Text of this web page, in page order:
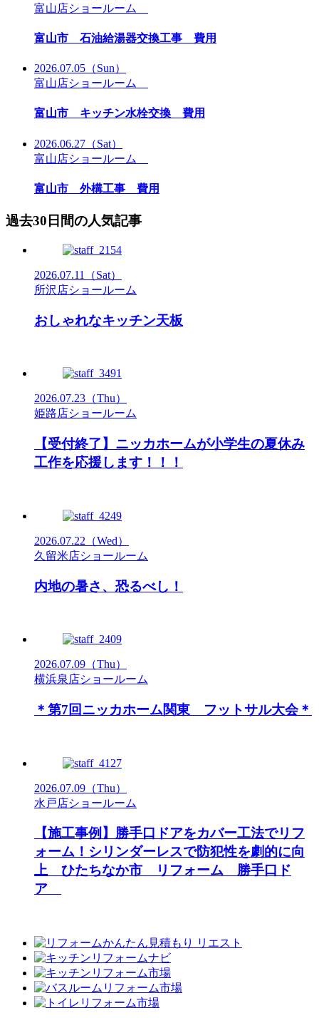
富山店ショールーム
富山市 石油給湯器交換工事 費用
2026.07.05 （Sun）
富山店ショールーム
富山市 キッチン水栓交換 費用
2026.06.27 （Sat）
富山店ショールーム
富山市 外構工事 費用
過去30日間の人気記事
2026.07.11
（Sat）
所沢店ショールーム
おしゃれなキッチン天板
2026.07.23 （Thu）
姫路店ショールーム
【受付終了】ニッカホームが小学生の夏休み
工作を応援します！！！
2026.07.22 （Wed）
久留米店ショールーム
内地の暑さ、恐るべし！
2026.07.09 （Thu）
横浜泉店ショールーム
＊第7回ニッカホーム関東 フットサル大会＊
2026.07.09 （Thu）
水戸店ショールーム
【施工事例】勝手口ドアをカバー工法でリフ
ォーム！シリンダーレスで防犯性を劇的に向
上 ひたちなか市 リフォーム 勝手口ド
ア